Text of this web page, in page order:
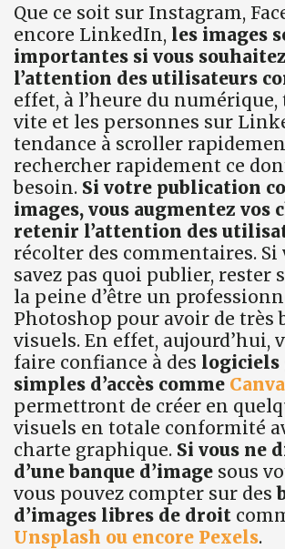
Que ce soit sur Instagram,
encore LinkedIn, les images
importantes si vous
l’attention des utilisateurs
effet, à l’heure du
vite et les personnes sur
tendance à scroller
rechercher rapidement ce
besoin. Si votre publication
images, vous augmentez vos
retenir l’attention des
récolter des commentaires. Si
savez pas quoi publier, rester
la peine d’être un
Photoshop pour avoir de très
visuels. En effet, aujourd’hui,
faire confiance à des logiciels
simples d’accès comme Canva
permettront de créer en
visuels en totale conformité
charte graphique. Si vous ne
d’une banque d’image sous
vous pouvez compter sur des
d’images libres de droit
Unsplash ou encore Pexels.